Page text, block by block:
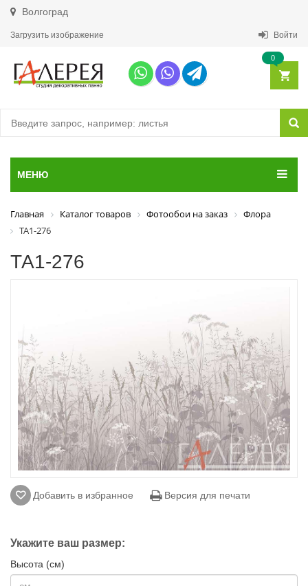
Волгоград
Загрузить изображение Войти
0
МЕНЮ
Главная Каталог товаров Фотообои на заказ
Флора
ТА1-276
ТА1-276
Добавить в избранное Версия для печати
Укажите ваш размер:
Высота (см)